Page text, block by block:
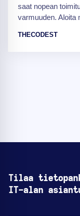
saat nopean
varmuuden. Aloita
THECODEST
Tilaa
IT-alan